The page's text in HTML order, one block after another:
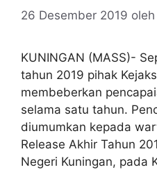
26 Desember 2019 oleh
KUNINGAN (MASS)-
tahun 2019 pihak
membeberkan
selama satu tahun.
diumumkan kepada
Release Akhir Tahun
Negeri Kuningan, pada